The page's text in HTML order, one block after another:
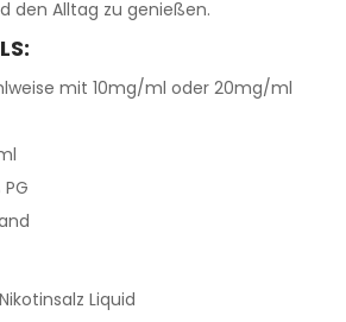
den Alltag zu genießen.
mit 10mg/ml oder 20mg/ml
Nikotinsalz Liquid